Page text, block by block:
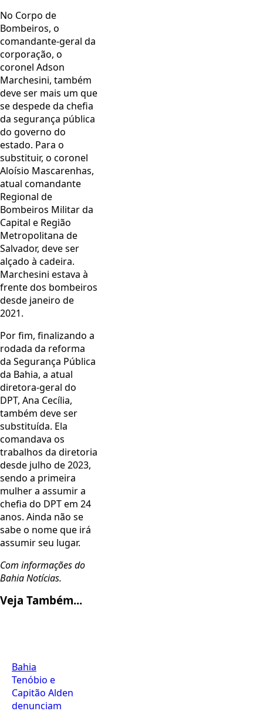
No Corpo de
Bombeiros, o
comandante-geral da
corporação, o
coronel Adson
Marchesini, também
deve ser mais um que
se despede da chefia
da segurança pública
do governo do
estado. Para o
substituir, o coronel
Aloísio Mascarenhas,
atual comandante
Regional de
Bombeiros Militar da
Capital e Região
Metropolitana de
Salvador, deve ser
alçado à cadeira.
Marchesini estava à
frente dos bombeiros
desde janeiro de
2021.
Por fim, finalizando a
rodada da reforma
da Segurança Pública
da Bahia, a atual
diretora-geral do
DPT, Ana Cecília,
também deve ser
substituída. Ela
comandava os
trabalhos da diretoria
desde julho de 2023,
sendo a primeira
mulher a assumir a
chefia do DPT em 24
anos. Ainda não se
sabe o nome que irá
assumir seu lugar.
Com informações do
Bahia Notícias.
Veja Também...
Bahia
Tenóbio e
Capitão Alden
denunciam